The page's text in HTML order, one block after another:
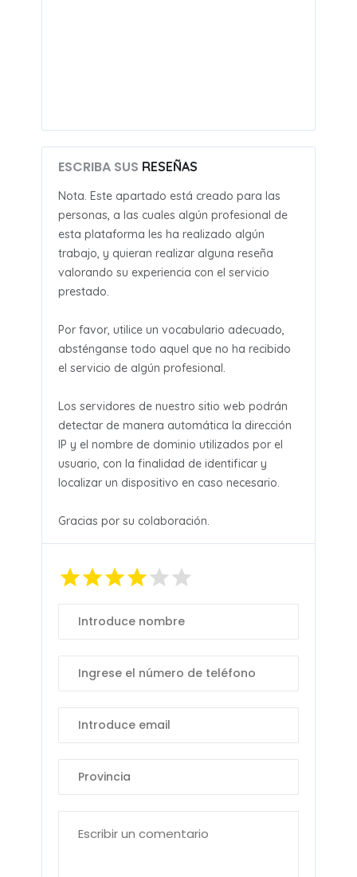
ESCRIBA SUS RESEÑAS
Nota. Este apartado está creado para las
personas, a las cuales algún profesional de
esta plataforma les ha realizado algún
trabajo, y quieran realizar alguna reseña
valorando su experiencia con el servicio
prestado.
Por favor, utilice un vocabulario adecuado,
absténganse todo aquel que no ha recibido
el servicio de algún profesional.
Los servidores de nuestro sitio web podrán
detectar de manera automática la dirección
IP y el nombre de dominio utilizados por el
usuario, con la finalidad de identificar y
localizar un dispositivo en caso necesario.
Gracias por su colaboración.